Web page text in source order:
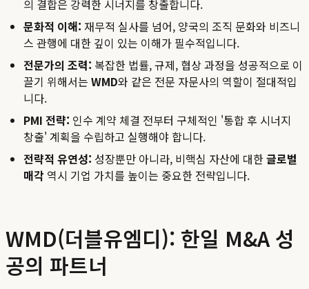
의 결합은 강력한 시너지를 창출합니다.
문화적 이해: 재무적 실사를 넘어, 양국의 조직 문화와 비즈니
스 관행에 대한 깊이 있는 이해가 필수적입니다.
전문가의 조력: 복잡한 법률, 규제, 협상 과정을 성공적으로 이
끌기 위해서는 WMD와 같은 전문 자문사의 역할이 절대적입
니다.
PMI 전략: 인수 계약 체결 전부터 구체적인 '통합 후 시너지
창출' 계획을 수립하고 실행해야 합니다.
전략적 유연성: 성장뿐만 아니라, 비핵심 자산에 대한글로벌
매각 역시 기업 가치를 높이는 중요한 전략입니다.
WMD(더블유엠디): 한일 M&A 성
공의 파트너